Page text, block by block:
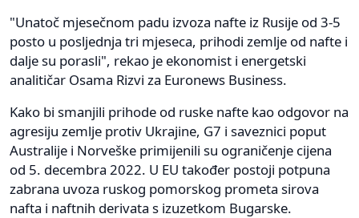
"Unatoč mjesečnom padu izvoza nafte iz Rusije od 3-5
posto u posljednja tri mjeseca, prihodi zemlje od nafte i
dalje su porasli", rekao je ekonomist i energetski
analitičar Osama Rizvi za Euronews Business.
Kako bi smanjili prihode od ruske nafte kao odgovor na
agresiju zemlje protiv Ukrajine, G7 i saveznici poput
Australije i Norveške primijenili su ograničenje cijena
od 5. decembra 2022. U EU također postoji potpuna
zabrana uvoza ruskog pomorskog prometa sirova
nafta i naftnih derivata s izuzetkom Bugarske.